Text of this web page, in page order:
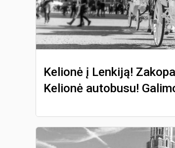
Kelionė į Lenkiją!
Kelionė autobusu!